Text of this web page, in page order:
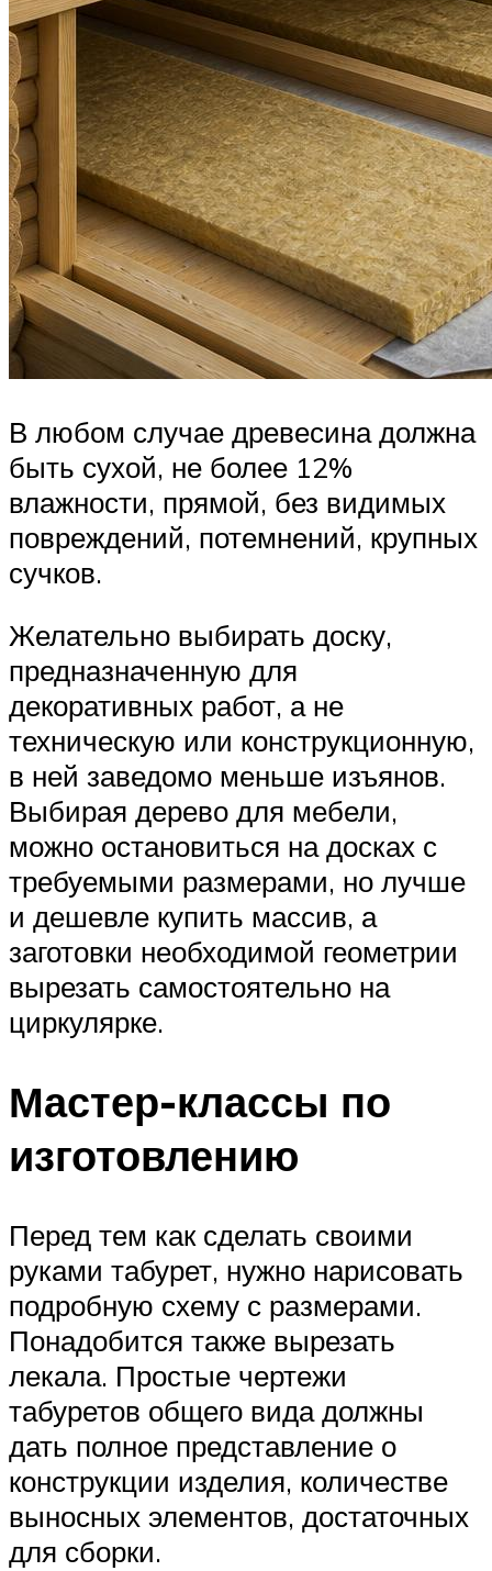
В любом случае древесина должна
быть сухой, не более 12%
влажности, прямой, без видимых
повреждений, потемнений, крупных
сучков.
Желательно выбирать доску,
предназначенную для
декоративных работ, а не
техническую или конструкционную,
в ней заведомо меньше изъянов.
Выбирая дерево для мебели,
можно остановиться на досках с
требуемыми размерами, но лучше
и дешевле купить массив, а
заготовки необходимой геометрии
вырезать самостоятельно на
циркулярке.
Мастер-классы по
изготовлению
Перед тем как сделать своими
руками табурет, нужно нарисовать
подробную схему с размерами.
Понадобится также вырезать
лекала. Простые чертежи
табуретов общего вида должны
дать полное представление о
конструкции изделия, количестве
выносных элементов, достаточных
для сборки.